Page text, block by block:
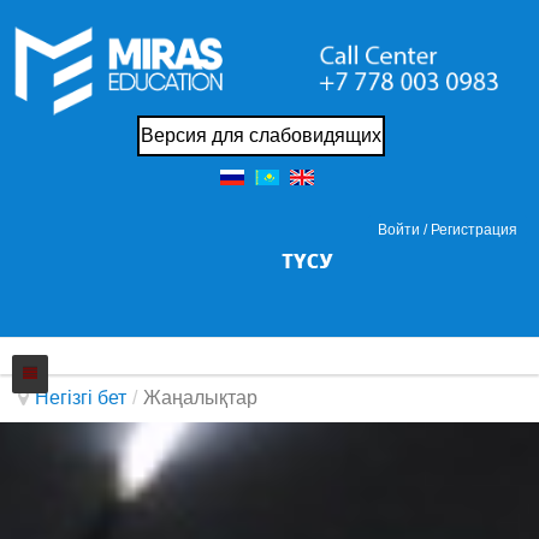
Версия для слабовидящих
Войти / Регистрация
Негізгі бет / Жаңалықтар